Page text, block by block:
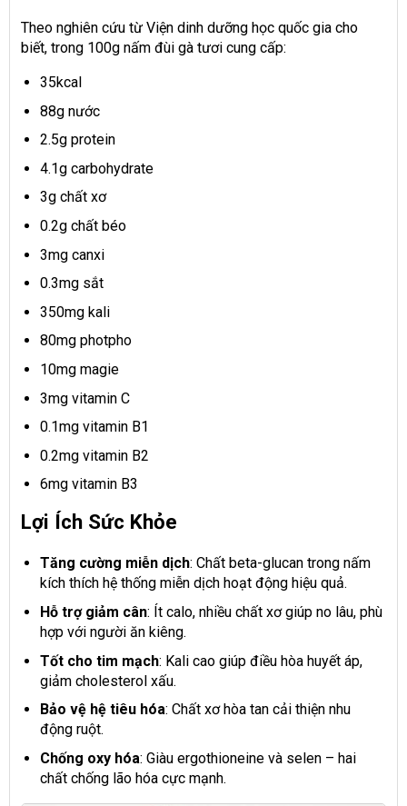
Theo nghiên cứu từ Viện dinh dưỡng học quốc gia cho
biết, trong 100g nấm đùi gà tươi cung cấp:
35kcal
88g nước
2.5g protein
4.1g carbohydrate
3g chất xơ
0.2g chất béo
3mg canxi
0.3mg sắt
350mg kali
80mg photpho
10mg magie
3mg vitamin C
0.1mg vitamin B1
0.2mg vitamin B2
6mg vitamin B3
Lợi Ích Sức Khỏe
Tăng cường miễn dịch: Chất beta-glucan trong nấm
kích thích hệ thống miễn dịch hoạt động hiệu quả.
Hỗ trợ giảm cân: Ít calo, nhiều chất xơ giúp no lâu, phù
hợp với người ăn kiêng.
Tốt cho tim mạch: Kali cao giúp điều hòa huyết áp,
giảm cholesterol xấu.
Bảo vệ hệ tiêu hóa: Chất xơ hòa tan cải thiện nhu
động ruột.
Chống oxy hóa: Giàu ergothioneine và selen – hai
chất chống lão hóa cực mạnh.